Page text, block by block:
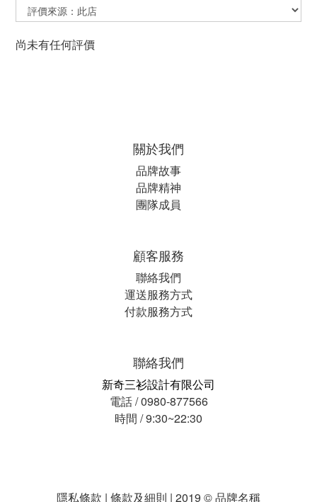
尚未有任何評價
關於我們
品牌故事
品牌精神
團隊成員
顧客服務
聯絡我們
運送服務方式
付款服務方式
聯絡我們
新奇三衫設計有限公司
電話 / 0980-877566
時間 / 9:30~22:30
隱私條款 | 條款及細則 | 2019 © 品牌名稱